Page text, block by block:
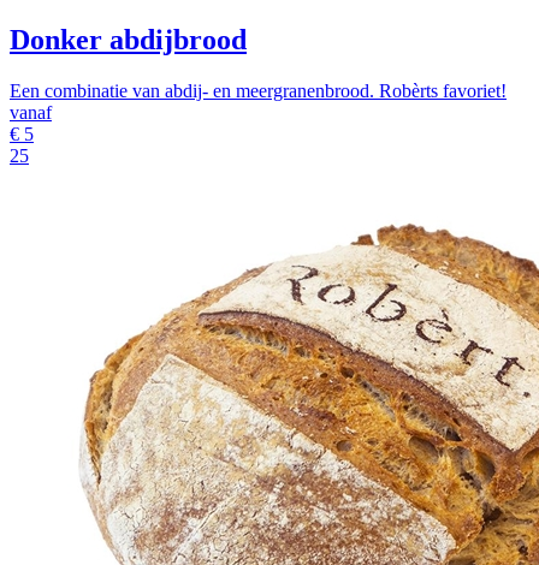
Donker abdijbrood
Een combinatie van abdij- en meergranenbrood. Robèrts favoriet!
vanaf
€ 5
25